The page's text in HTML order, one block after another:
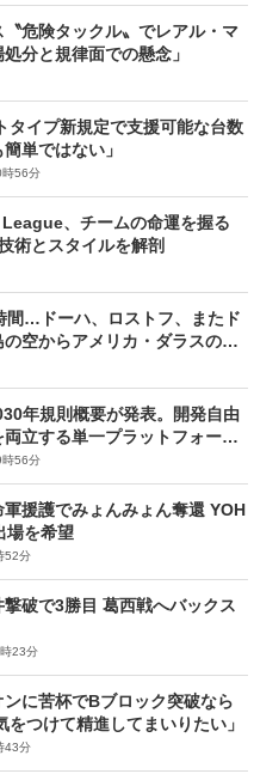
危険タックル〟でレアル・マ
分と規律面での懸念」
タイプ新規定で支援可能な台数
単ではない」
56分
、チームの命運を握る
術とスタイルを解剖
間…ドーハ、ロストフ、またド
空からアメリカ・ダラスの
監督へ
年規則概要が発表。開発自由
立する単一プラットフォーム
56分
軍援護でみょんみょん奪還 YOH
場を希望
52分
撃破で3勝目 葛西戦へバックス
23分
ンに苦杯でBブロック突破なら
つけて精進してまいりたい」
43分